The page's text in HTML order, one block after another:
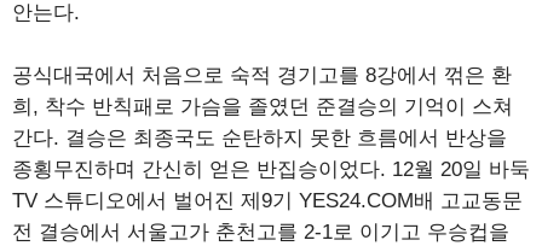
안는다.
공식대국에서 처음으로 숙적 경기고를 8강에서 꺾은 환
희, 착수 반칙패로 가슴을 졸였던 준결승의 기억이 스쳐
간다. 결승은 최종국도 순탄하지 못한 흐름에서 반상을
종횡무진하며 간신히 얻은 반집승이었다. 12월 20일 바둑
TV 스튜디오에서 벌어진 제9기 YES24.COM배 고교동문
전 결승에서 서울고가 춘천고를 2-1로 이기고 우승컵을